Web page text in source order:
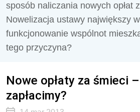
sposób naliczania nowych opłat
Nowelizacja ustawy największy
funkcjonowanie wspólnot
tego przyczyna?
Nowe opłaty za śmieci
zapłacimy?